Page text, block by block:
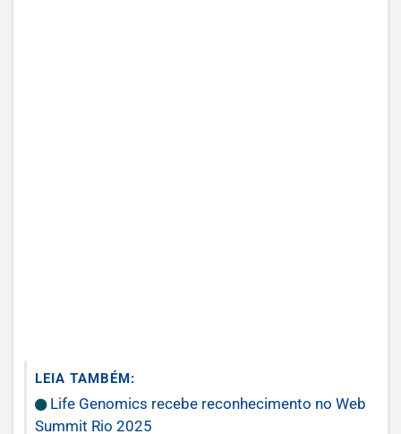
LEIA TAMBÉM:
Life Genomics recebe reconhecimento no Web
Summit Rio 2025